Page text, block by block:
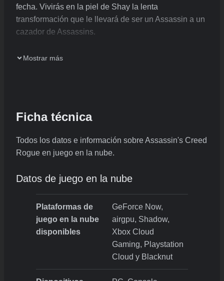
fecha. Vivirás en la piel de Shay la lenta
transformación que le llevará de ser un Assassin a un
cazador de Assassins.
Mostrar más
Ficha técnica
Todos los datos e información sobre Assassin's Creed
Rogue en juego en la nube.
Datos de juego en la nube
Plataformas de
juego en la nube
disponibles
GeForce Now,
airgpu, Shadow,
Xbox Cloud
Gaming, Playstation
Cloud y Blacknut